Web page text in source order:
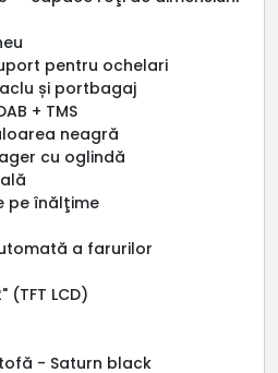
pentru ochelari
și portbagaj
+ TMS
neagră
cu oglindă
pe înălţime
a farurilor
(TFT LCD)
- Saturn black